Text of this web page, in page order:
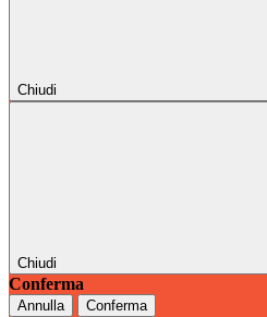
Chiudi
Chiudi
Conferma
Annulla Conferma